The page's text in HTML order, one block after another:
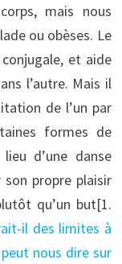
mais nous
ou obèses. Le
et aide
l’autre. Mais il
de l’un par
formes de
d’une danse
son propre plaisir
qu’un but[1.
il des limites à
nous dire sur